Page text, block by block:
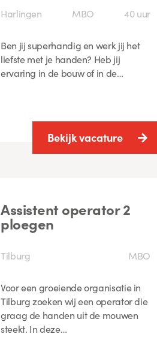
Harlingen MBO 40 uur
Ben jij superhandig en werk jij het
liefste met je handen? Heb jij
ervaring in de bouw of in de…
Bekijk vacature
Assistent operator 2
ploegen
Tilburg MBO
Voor een groeiende organisatie in
Tilburg zoeken wij een operator die
graag de handen uit de mouwen
steekt. In deze…